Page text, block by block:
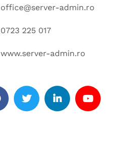
office@server-admin.ro
0723 225 017
www.server-admin.ro